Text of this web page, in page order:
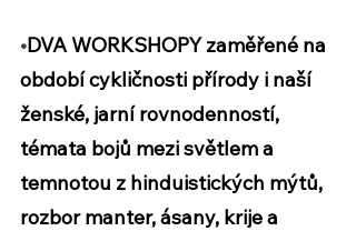
•DVA WORKSHOPY zaměřené na
období cykličnosti přírody i naší
ženské, jarní rovnodenností,
témata bojů mezi světlem a
temnotou z hinduistických mýtů,
rozbor manter, ásany, krije a